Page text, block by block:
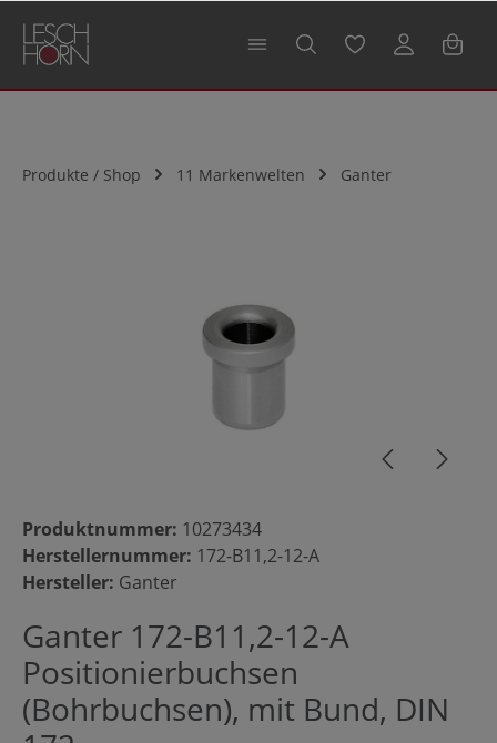
springen
Produkte / Shop 11 Markenwelten Ganter
Produktnummer: 10273434
Herstellernummer: 172-B11,2-12-A
Hersteller: Ganter
Ganter 172-B11,2-12-A
Positionierbuchsen
(Bohrbuchsen), mit Bund, DIN